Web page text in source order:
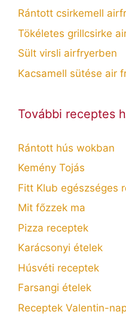
Rántott csirkemell
Tökéletes grillcsirke
Sült virsli airfryerben
Kacsamell sütése air
További receptes
Rántott hús wokban
Kemény Tojás
Fitt Klub egészséges
Mit főzzek ma
Pizza receptek
Karácsonyi ételek
Húsvéti receptek
Farsangi ételek
Receptek Valentin-